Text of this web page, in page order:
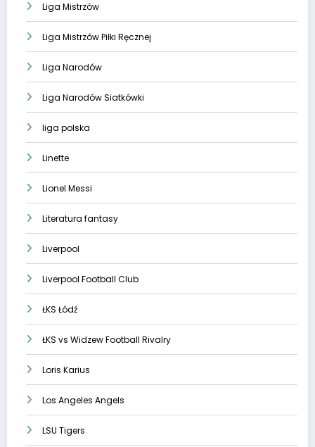
Liga Mistrzów
Liga Mistrzów Piłki Ręcznej
Liga Narodów
Liga Narodów Siatkówki
liga polska
Linette
Lionel Messi
Literatura fantasy
Liverpool
Liverpool Football Club
ŁKS Łódź
ŁKS vs Widzew Football Rivalry
Loris Karius
Los Angeles Angels
LSU Tigers